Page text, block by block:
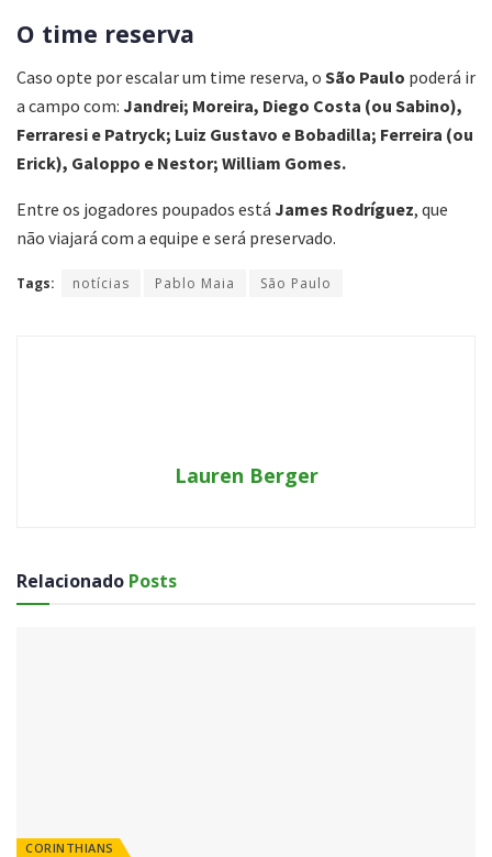
O time reserva
Caso opte por escalar um time reserva, o São Paulo poderá ir
a campo com: Jandrei; Moreira, Diego Costa (ou Sabino),
Ferraresi e Patryck; Luiz Gustavo e Bobadilla; Ferreira (ou
Erick), Galoppo e Nestor; William Gomes.
Entre os jogadores poupados está James Rodríguez, que
não viajará com a equipe e será preservado.
Tags: notícias Pablo Maia São Paulo
Lauren Berger
Relacionado Posts
CORINTHIANS